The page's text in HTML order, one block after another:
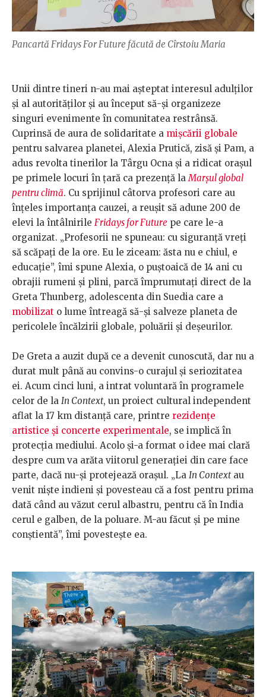
Pancartă Fridays For Future făcută de Cîrstoiu Maria
Unii dintre tineri n-au mai așteptat interesul adulților
și al autorităților și au început să-și organizeze
singuri evenimente în comunitatea restrânsă.
Cuprinsă de aura de solidaritate a mișcării globale
pentru salvarea planetei, Alexia Prutică, zisă și Pam, a
adus revolta tinerilor la Târgu Ocna și a ridicat orașul
pe primele locuri în țară ca prezență laMarșul global
pentru climă. Cu sprijinul câtorva profesori care au
înțeles importanța cauzei, a reușit să adune 200 de
elevi la întâlnirile Fridays for Future pe care le-a
organizat. „Profesorii ne spuneau: cu siguranță vreți
să scăpați de la ore. Eu le ziceam: ăsta nu e chiul, e
educație”, îmi spune Alexia, o puștoaică de 14 ani cu
obrajii rumeni și plini, parcă împrumutați direct de la
Greta Thunberg, adolescenta din Suedia care a
mobilizat o lume întreagă să-și salveze planeta de
pericolele încălzirii globale, poluării și deșeurilor.
De Greta a auzit după ce a devenit cunoscută, dar nu a
durat mult până au convins-o curajul și seriozitatea
ei. Acum cinci luni, a intrat voluntară în programele
celor de la In Context, un proiect cultural independent
aflat la 17 km distanță care, printre rezidențe
artistice și concerte experimentale, se implică în
protecția mediului. Acolo și-a format o idee mai clară
despre cum va arăta viitorul generației din care face
parte, dacă nu-și protejează orașul. „La In Contextau
venit niște indieni și povesteau că a fost pentru prima
dată când au văzut cerul albastru, pentru că în India
cerul e galben, de la poluare. M-au făcut și pe mine
conștientă”, îmi povestește ea.